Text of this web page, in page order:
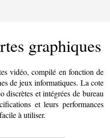
graphiques
vidéo, compilé en fonction de
de jeux informatiques. La cote
discrètes et intégrées de bureau
et leurs performances
à utiliser.